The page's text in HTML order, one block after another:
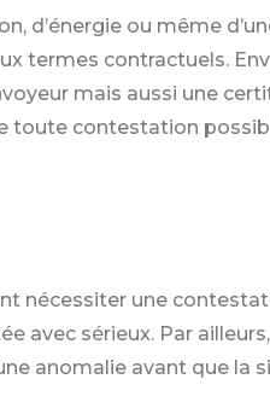
d’énergie ou même
termes contractuels.
mais aussi une
toute contestation
nécessiter une
avec sérieux. Par
anomalie avant que la